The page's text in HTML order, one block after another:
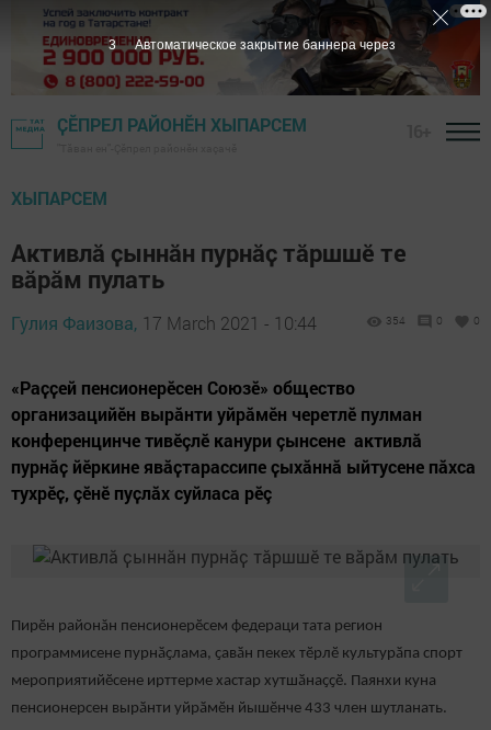
ҪӖПРЕЛ РАЙОНӖН ХЫПАРСЕМ
ХЫПАРСЕМ
Активлӑ ҫыннӑн пурнӑҫ тӑршшӗ те
вăрăм пулать
Гулия Фаизова, 17 March 2021 - 10:44 354 0 0
«Раҫҫей пенсионерӗсен Союзӗ» общество
организацийӗн вырӑнти уйрӑмӗн черетлӗ пулман
конференцинче тивӗçлӗ канури çынсене активлӑ
пурнӑҫ йӗркине явӑҫтарассипе ҫыхӑннӑ ыйтусене пӑхса
тухрӗҫ, çӗнӗ пуҫлӑх суйласа рӗç
Пирӗн районăн пенсионерӗсем федераци тата регион
программисене пурнӑҫлама, ҫавӑн пекех тӗрлӗ культурӑпа спорт
мероприятийӗсене ирттерме хастар хутшӑнаҫҫӗ. Паянхи куна
пенсионерсен вырӑнти уйрӑмӗн йышӗнче 433 член шутланать.
2 Автоматическое закрытие баннера через